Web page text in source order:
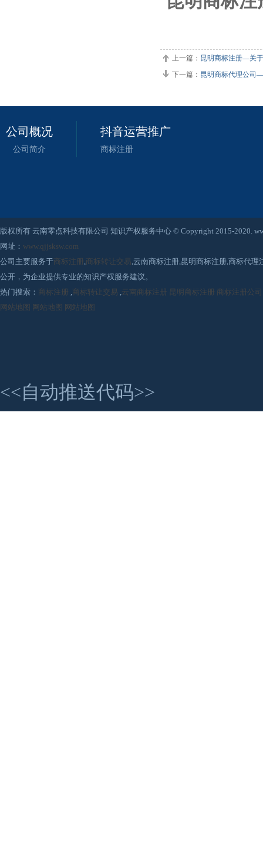
上一篇： 昆明商标注册—关
下一篇： 昆明商标代理公司—
公司概况
公司简介
抖音运营推广
商标注册
版权所有 云南零点科技有限公司 知识产权服务中心 © Copyright 2015-2020.
网址： www.qjjsksw.com
公司主要服务于商标注册 ,商标转让交易,云南商标注册,昆明商标注册,商标代
公开，为企业提供专业的知识产权服务建议。
热门搜索： 商标注册 ,商标转让交易 ,云南商标注册 昆明商标注册
商标注册公司
网站地图 网站地图 网站地图
<<自动推送代码>>